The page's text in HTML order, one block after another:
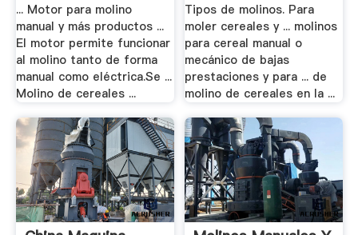
... Motor para molino
manual y más productos ...
El motor permite funcionar
al molino tanto de forma
manual como eléctrica.Se ...
Molino de cereales ...
Tipos de molinos. Para
moler cereales y ... molinos
para cereal manual o
mecánico de bajas
prestaciones y para ... de
molino de cereales en la ...